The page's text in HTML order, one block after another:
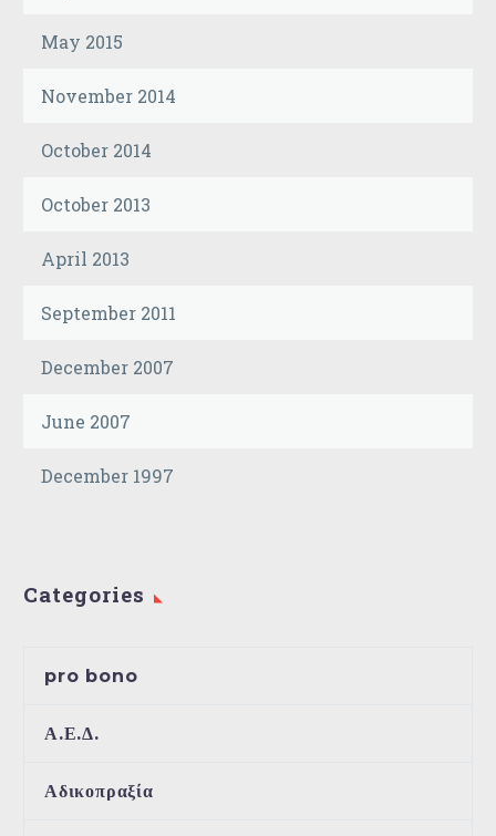
May 2015
November 2014
October 2014
October 2013
April 2013
September 2011
December 2007
June 2007
December 1997
Categories
pro bono
Α.Ε.Δ.
Αδικοπραξία